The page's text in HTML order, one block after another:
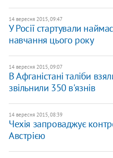
14 вересня 2015, 09:47
У Росії стартували
навчання цього року
14 вересня 2015, 09:07
В Афганістані таліби
звільнили 350 в'язнів
14 вересня 2015, 08:39
Чехія запроваджує
Австрією